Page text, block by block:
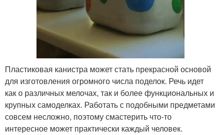
Пластиковая канистра может стать прекрасной основой
для изготовления огромного числа поделок. Речь идет
как о различных мелочах, так и более функциональных и
крупных самоделках. Работать с подобными предметами
совсем несложно, поэтому смастерить что-то
интересное может практически каждый человек.